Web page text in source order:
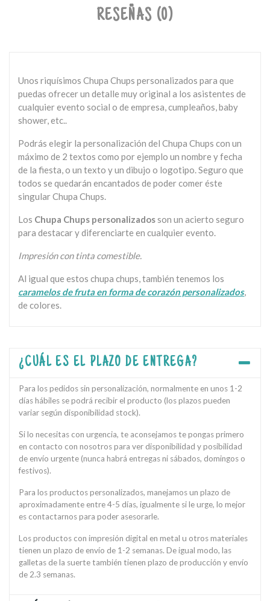
RESEÑAS (0)
Unos riquísimos Chupa Chups personalizados para que
puedas ofrecer un detalle muy original a los asistentes de
cualquier evento social o de empresa, cumpleaños, baby
shower, etc..
Podrás elegir la personalización del Chupa Chups con un
máximo de 2 textos como por ejemplo un nombre y fecha
de la fiesta, o un texto y un dibujo o logotipo. Seguro que
todos se quedarán encantados de poder comer éste
singular Chupa Chups.
Los Chupa Chups personalizadosson un acierto seguro
para destacar y diferenciarte en cualquier evento.
Impresión con tinta comestible.
Al igual que estos chupa chups, también tenemos los
caramelos de fruta en forma de corazón personalizados,
de colores.
¿CUÁL ES EL PLAZO DE ENTREGA?
Para los pedidos sin personalización, normalmente en unos 1-2
días hábiles se podrá recibir el producto (los plazos pueden
variar según disponibilidad stock).
Si lo necesitas con urgencia, te aconsejamos te pongas primero
en contacto con nosotros para ver disponibilidad y posibilidad
de envío urgente (nunca habrá entregas ni sábados, domingos o
festivos).
Para los productos personalizados, manejamos un plazo de
aproximadamente entre 4-5 días, igualmente si le urge, lo mejor
es contactarnos para poder asesorarle.
Los productos con impresión digital en metal u otros materiales
tienen un plazo de envío de 1-2 semanas. De igual modo, las
galletas de la suerte también tienen plazo de producción y envío
de 2.3 semanas.